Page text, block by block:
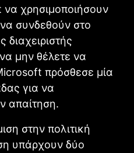
χρησιμοποιήσουν
συνδεθούν στο
διαχειριστής
μην θέλετε να
πρόσθεσε μία
για να
απαίτηση.
στην πολιτική
υπάρχουν δύο